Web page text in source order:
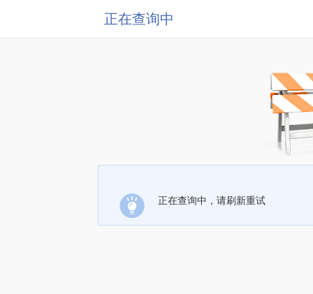
正在查询中
正在查询中，请刷新重试